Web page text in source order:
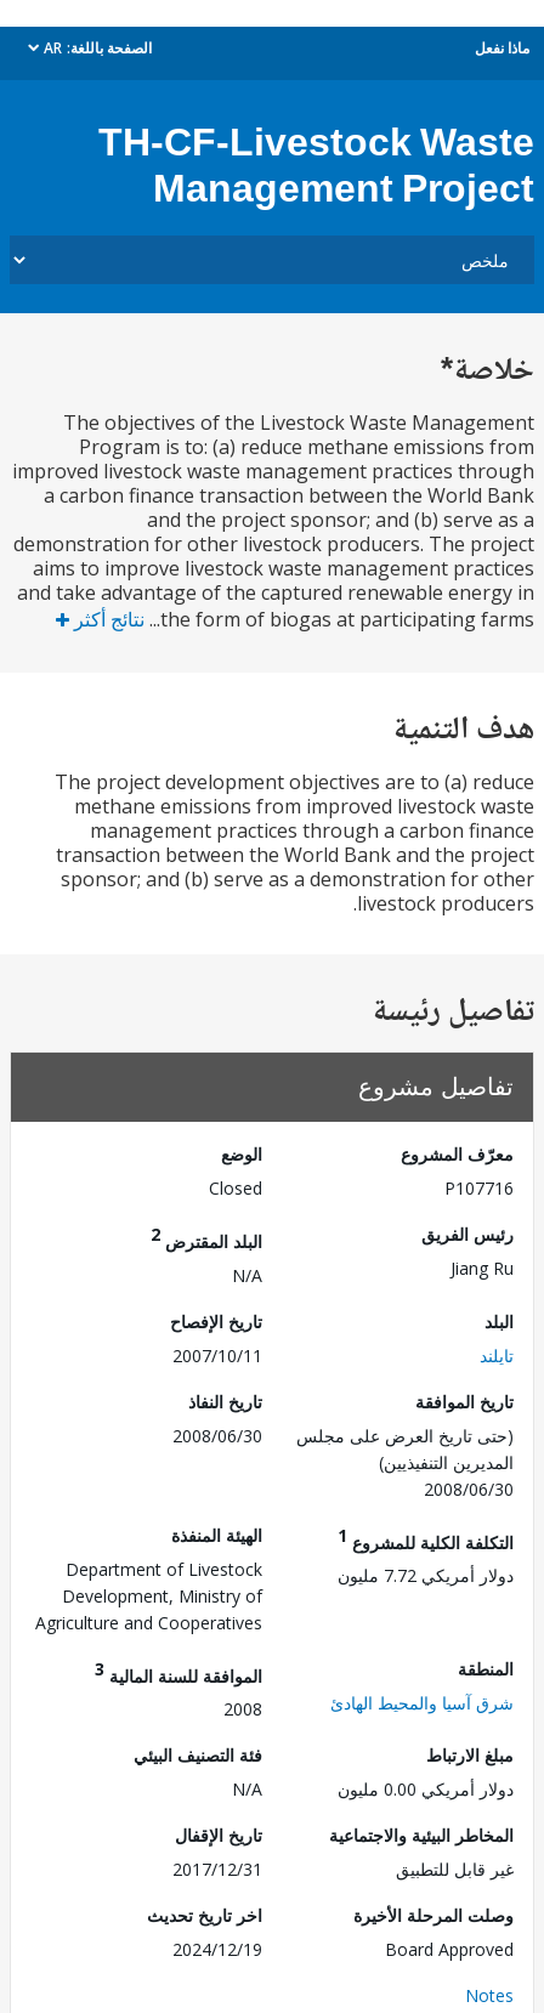
الصفحة باللغة: AR
dropdown
TH-CF-Livestock
Management
The objectives of the Livestock Waste
Program is to: (a) reduce methane
improved livestock waste management practices
a carbon finance transaction between the
and the project sponsor; and (b)
demonstration for other livestock producers. The
aims to improve livestock waste management
and take advantage of the captured renewable
the form of biogas at participating نتائج أكثر
The project development objectives are to (a)
methane emissions from improved livestock
management practices through a carbon
transaction between the World Bank and the
sponsor; and (b) serve as a demonstration
livestock
رئيسة
مشروع
المشروع
الفريق
البلد المقترض
تاريخ الإفصاح
2007/10/11
الموافقة
تاريخ العرض على مجلس
التنفيذيين)
2008/
تاريخ النفاذ
2008/06/30
الكلية للمشروع1
7.72 مليون
الهيئة المنفذة
Department of Livestock
Development, Ministry of
Agriculture and Cooperatives
والمحيط الهادئ
الموافقة للسنة المالية3
0.00 مليون
فئة التصنيف البيئي
البيئية والاجتماعية
للتطبيق
تاريخ الإقفال
2017/12/31
المرحلة الأخيرة
Board
اخر تاريخ تحديث
2024/12/19